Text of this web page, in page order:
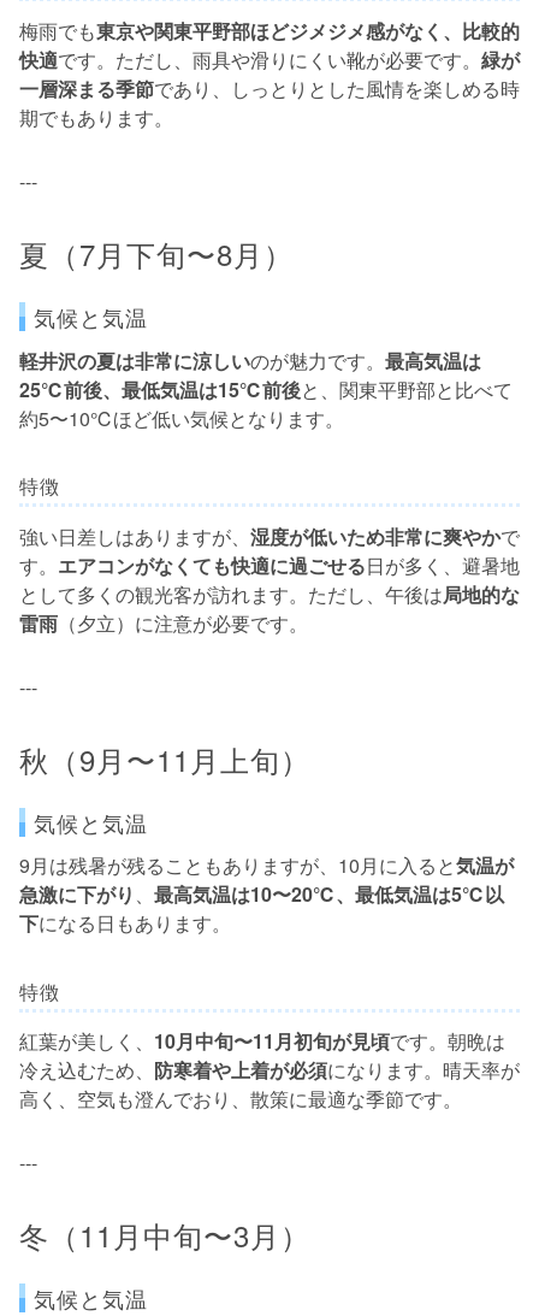
梅雨でも東京や関東平野部ほどジメジメ感がなく、比較的
快適です。ただし、雨具や滑りにくい靴が必要です。 緑が
一層深まる季節であり、しっとりとした風情を楽しめる時
期でもあります。
---
夏（7月下旬〜8月）
気候と気温
軽井沢の夏は非常に涼しいのが魅力です。 最高気温は
25℃前後、最低気温は15℃前後と、関東平野部と比べて
約5〜10℃ほど低い気候となります。
特徴
強い日差しはありますが、 湿度が低いため非常に爽やかで
す。 エアコンがなくても快適に過ごせる日が多く、避暑地
として多くの観光客が訪れます。ただし、午後は局地的な
雷雨 （夕立）に注意が必要です。
---
秋（9月〜11月上旬）
気候と気温
9月は残暑が残ることもありますが、10月に入ると気温が
急激に下がり 、 最高気温は10〜20℃、最低気温は5℃以
下になる日もあります。
特徴
紅葉が美しく、 10月中旬〜11月初旬が見頃です。朝晩は
冷え込むため、 防寒着や上着が必須になります。晴天率が
高く、空気も澄んでおり、散策に最適な季節です。
---
冬（11月中旬〜3月）
気候と気温